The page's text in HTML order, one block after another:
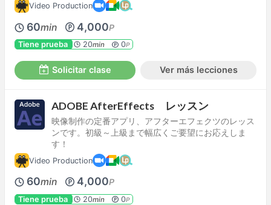
Video Production
60min 4,000P
Tiene prueba 20min 0P
Solicitar clase Ver más lecciones
ADOBE AfterEffects レッスン
映像制作の定番アプリ、アフターエフェクツのレッス
ンです。初級～上級まで幅広くご要望にお応えしま
す！
Video Production
60min 4,000P
Tiene prueba 20min 0P